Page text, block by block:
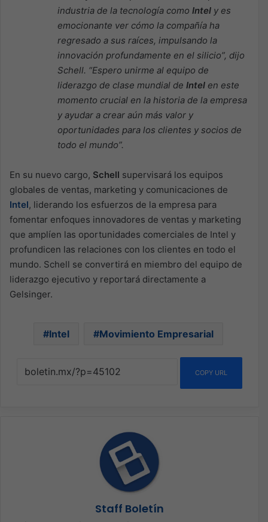
industria de la tecnología como Intel y es
emocionante ver cómo la compañía ha
regresado a sus raíces, impulsando la
innovación profundamente en el silicio”, dijo
Schell. “Espero unirme al equipo de
liderazgo de clase mundial de Intel en este
momento crucial en la historia de la empresa
y ayudar a crear aún más valor y
oportunidades para los clientes y socios de
todo el mundo”.
En su nuevo cargo, Schell supervisará los equipos
globales de ventas, marketing y comunicaciones de
Intel, liderando los esfuerzos de la empresa para
fomentar enfoques innovadores de ventas y marketing
que amplíen las oportunidades comerciales de Intel y
profundicen las relaciones con los clientes en todo el
mundo. Schell se convertirá en miembro del equipo de
liderazgo ejecutivo y reportará directamente a
Gelsinger.
Intel Movimiento Empresarial
COPY URL
Staff Boletín